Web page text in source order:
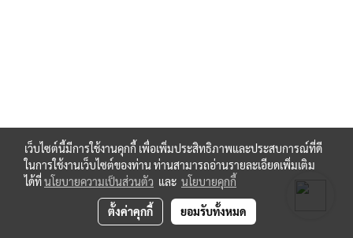
เว็บไซต์นี้มีการใช้งานคุกกี้ เพื่อเพิ่มประสิทธิภาพและประสบการณ์ที่ดี
ในการใช้งานเว็บไซต์ของท่าน ท่านสามารถอ่านรายละเอียดเพิ่มเติม
ได้ที่นโยบายความเป็นส่วนตัว และ นโยบายคุกกี้
ตั้งค่าคุกกี้ ยอมรับทั้งหมด